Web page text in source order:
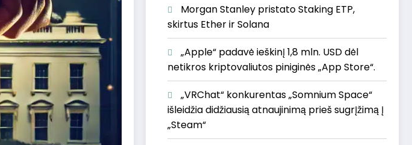
Morgan Stanley pristato Staking ETP,
skirtus Ether ir Solana
„Apple“ padavė ieškinį 1,8 mln. USD dėl
netikros kriptovaliutos piniginės „App Store“.
„VRChat“ konkurentas „Somnium Space“
išleidžia didžiausią atnaujinimą prieš sugrįžimą į
„Steam“